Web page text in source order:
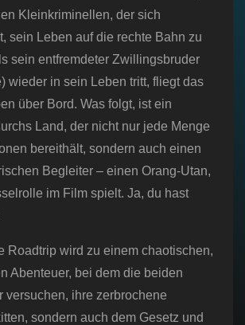
Kleinkriminellen, der sich
sein Leben auf die rechte Bahn zu
sein entfremdeter Zwillingsbruder
wieder in sein Leben tritt, fliegt das
über Bord. Was folgt, ist ein
Land, der nicht nur jede Menge
bereithält, sondern auch einen
Begleiter – einen Orang-Utan,
im Film spielt. Ja, du hast
Roadtrip wird zu einem chaotischen,
Abenteuer, bei dem die beiden
versuchen, ihre zerbrochene
sondern auch dem Gesetz und